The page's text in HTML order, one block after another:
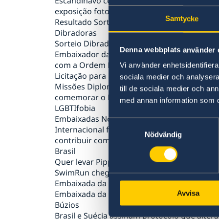
Samtycke
Denna webbplats använder
Vi använder
sociala medier och
till de sociala medier och
med annan information som
Samtyckesval
Nödvändig
Avvisa
exposição fotográfica
Resultado Sorteio Embaixada da Suécia-
Dibradoras
Sorteio Dibradoras
Embaixador da Suécia no Brasil é
com a Ordem Nacional do Cruzeiro do Sul
Licitação para Evento
Missões Diplomáticas em Brasília se unem
comemorar o Dia Internacional Contra a
LGBTIfobia
Embaixadas Nórdicas e Transparência
Internacional formalizam parceria para
contribuir com o combate à corrupção no
Brasil
Quer levar Pippi Meialonga para a sua escola?
SwimRun chega ao Brasil com apoio da
Embaixada da Suécia
Embaixada da Suécia promove plogging em
Búzios
Brasil e Suécia assinam protocolo que